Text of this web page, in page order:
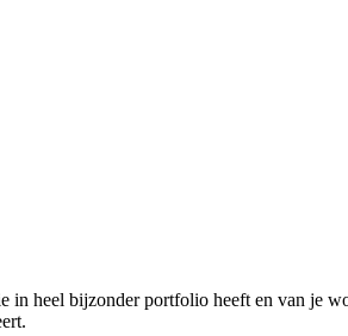
in heel bijzonder portfolio heeft en van je